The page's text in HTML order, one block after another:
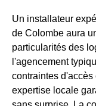
Un installateur
de Colombe aura
particularités des
l'agencement
contraintes
expertise locale